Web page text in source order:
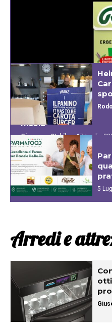
Mela Menta, la
Ricola
Giuseppe Stabile - 17 Luglio
Fruttata e rinfrescante la
dalla storica miscela di 13 erbe
particolare varietà di menta. In
5
Arredi e